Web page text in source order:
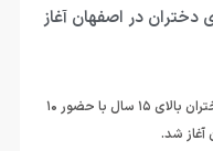
دختران در اصفهان آغاز
اردوی تیم ملی شنای دختران بالای ۱۵ سال با حضور ۱۰
آغاز شد.